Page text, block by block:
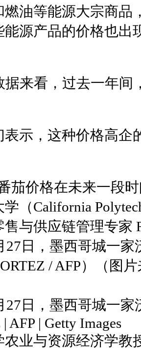
燃油等能源大宗商品
能源产品的价格也出
据来看，过去一年间
表示，这种价格高企
茄价格在未来一段
（California
与供应链管理专家
27日，墨西哥城一
/ AFP）（图
27日，墨西哥城一
AFP | Getty Images
农业与资源经济学教